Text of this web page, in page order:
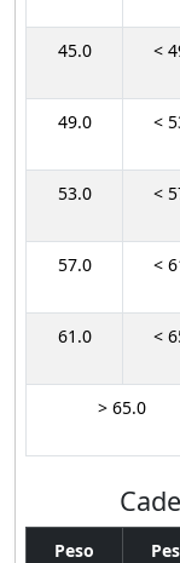
45.0 <
49.0 <
53.0 <
57.0 <
61.0 <
> 65.0
Peso